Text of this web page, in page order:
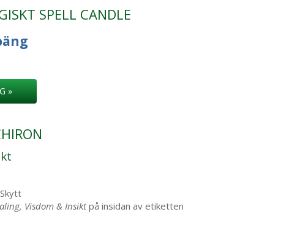
SPELL CANDLE
»
Visdom & Insiktpå insidan av etiketten